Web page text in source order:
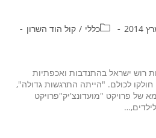
כללי / קול הוד השרון
רוש ישראל בהתנדבות ואכפתיות
לכולם. "הייתה התרגשות גדולה",
של פרויקט "מועדונצ'יק"פרויקט